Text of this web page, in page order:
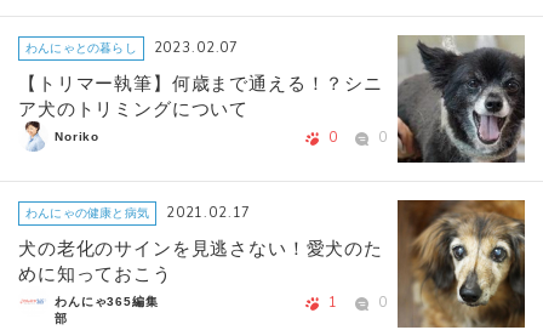
わんにゃとの暮らし 2023.02.07
【トリマー執筆】何歳まで通える！？シニ
ア犬のトリミングについて
Noriko 0 0
わんにゃの健康と病気 2021.02.17
犬の老化のサインを見逃さない！愛犬のた
めに知っておこう
わんにゃ365編集
部
1 0